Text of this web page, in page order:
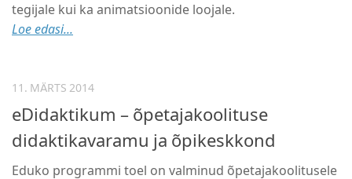
tegijale kui ka animatsioonide loojale.
Loe edasi...
11. MÄRTS 2014
eDidaktikum – õpetajakoolituse
didaktikavaramu ja õpikeskkond
Eduko programmi toel on valminud õpetajakoolitusele